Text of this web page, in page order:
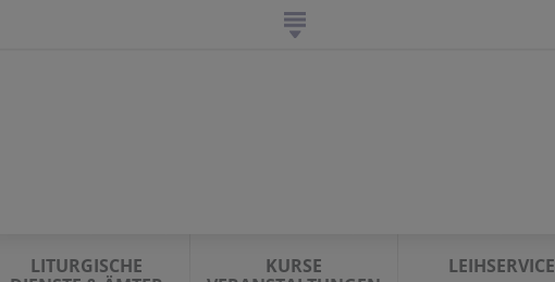
LITURGISCHE
KURSE
LEIHSERVICE